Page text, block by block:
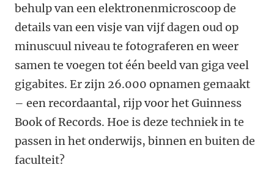
behulp van een elektronenmicroscoop de
details van een visje van vijf dagen oud op
minuscuul niveau te fotograferen en weer
samen te voegen tot één beeld van giga veel
gigabites. Er zijn 26.000 opnamen gemaakt
– een recordaantal, rijp voor het Guinness
Book of Records. Hoe is deze techniek in te
passen in het onderwijs, binnen en buiten de
faculteit?